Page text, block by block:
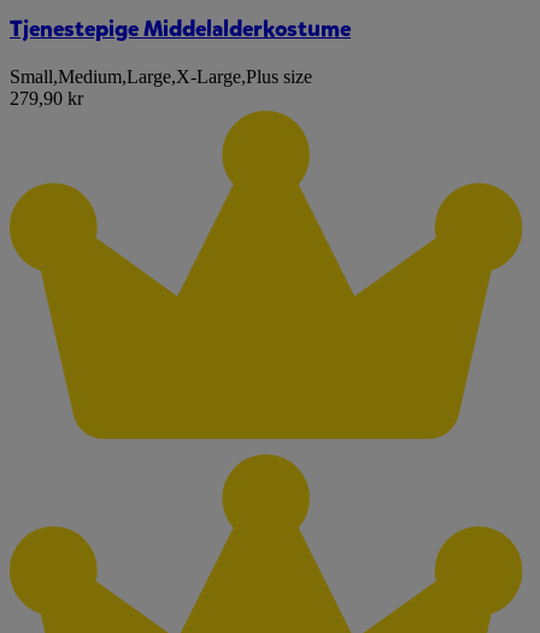
Tjenestepige Middelalderkostume
Small,Medium,Large,X-Large,Plus size
279,90 kr